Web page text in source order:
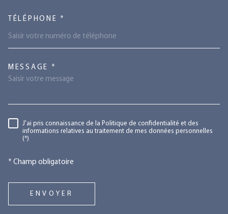
TÉLÉPHONE *
TRAD_MELTEM_VOREDEMANDE
MESSAGE *
RÈGLEMENTATION
J'ai pris connaissance de la Politique de confidentialité et des
informations relatives au traitement de mes données personnelles
(*)
* Champ obligatoire
ENVOYER